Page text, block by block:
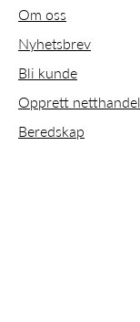
Om oss
Nyhetsbrev
Bli kunde
Opprett
Beredskap